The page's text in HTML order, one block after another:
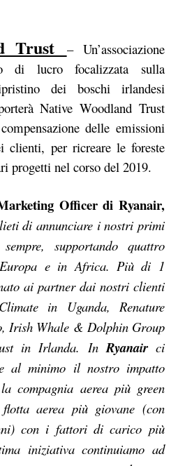
Trust
– Un’associazione
di lucro focalizzata sulla
dei boschi irlandesi
Native Woodland Trust
delle emissioni
clienti, per ricreare le foreste
progetti nel corso del 2019.
Officer di Ryanair,
di annunciare i nostri primi
supportando quattro
e in Africa. Più di 1
ai partner dai nostri clienti
in Uganda, Renature
Irish Whale & Dolphin Group
in Irlanda. In Ryanairci
al minimo il nostro impatto
compagnia aerea più green
aerea più giovane (con
con i fattori di carico più
iniziativa continuiamo ad